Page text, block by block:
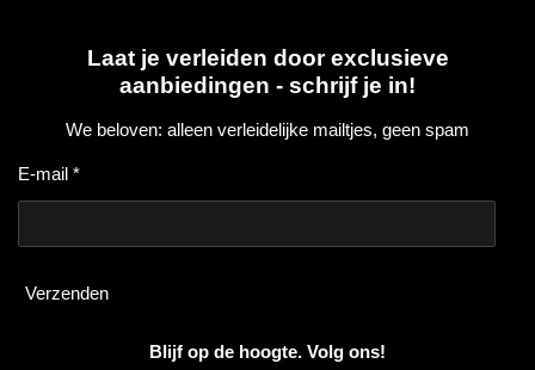
Laat je verleiden door exclusieve
aanbiedingen - schrijf je in!
We beloven: alleen verleidelijke mailtjes, geen spam
E-mail *
Verzenden
Blijf op de hoogte. Volg ons!